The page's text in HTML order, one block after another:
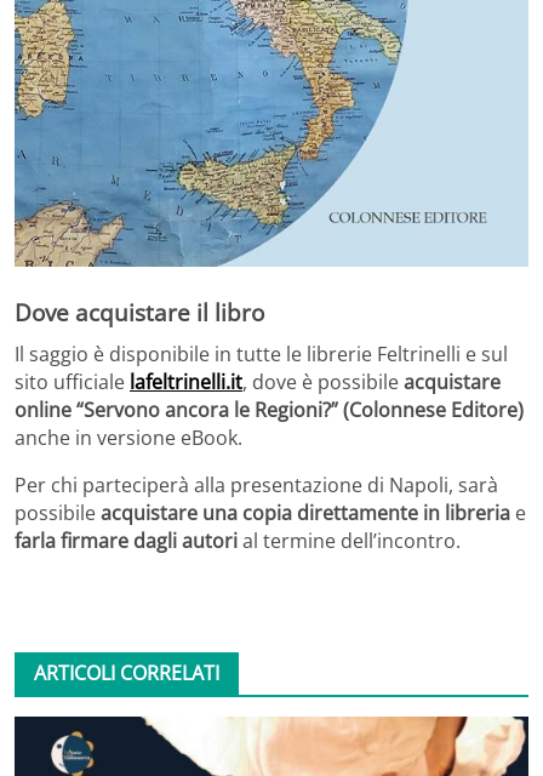
Dove acquistare il libro
Il saggio è disponibile in tutte le librerie Feltrinelli e sul
sito ufficiale lafeltrinelli.it, dove è possibileacquistare
online “Servono ancora le Regioni?” (Colonnese Editore)
anche in versione eBook.
Per chi parteciperà alla presentazione di Napoli, sarà
possibileacquistare una copia direttamente in libreria e
farla firmare dagli autorial termine dell’incontro.
ARTICOLI CORRELATI